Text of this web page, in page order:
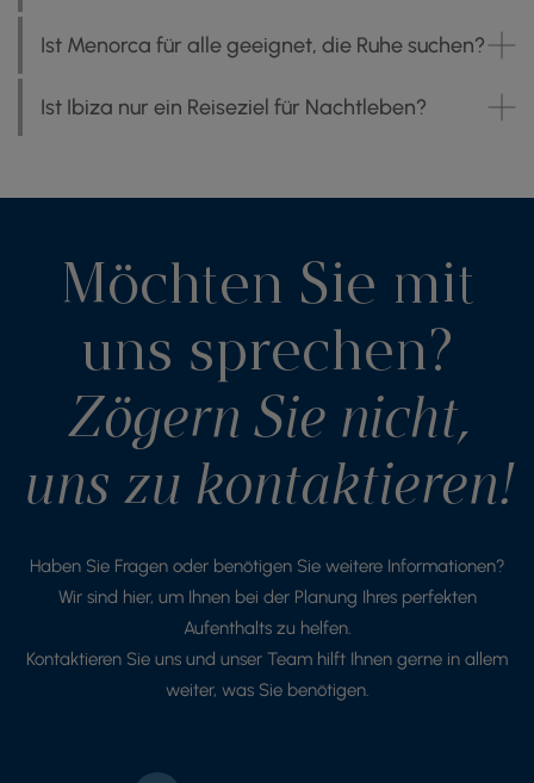
Ist Menorca für alle geeignet, die Ruhe suchen?
Ist Ibiza nur ein Reiseziel für Nachtleben?
Möchten Sie mit
uns sprechen?
Zögern Sie nicht,
uns zu kontaktieren!
Haben Sie Fragen oder benötigen Sie weitere Informationen?
Wir sind hier, um Ihnen bei der Planung Ihres perfekten
Aufenthalts zu helfen.
Kontaktieren Sie uns und unser Team hilft Ihnen gerne in allem
weiter, was Sie benötigen.